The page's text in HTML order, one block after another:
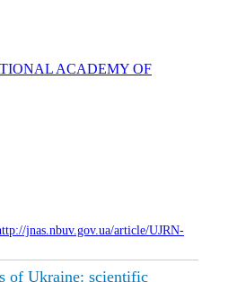
ACADEMY OF
jnas.nbuv.gov.ua/article/UJRN-
of Ukraine: scientific